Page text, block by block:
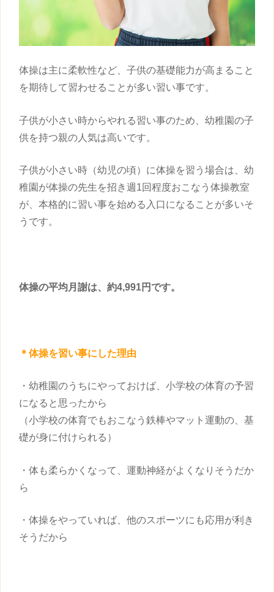
体操は主に柔軟性など、 子供の基礎能力が高まること
を期待して習わせることが多い習い事です。
子供が小さい時からやれる習い事のため、幼稚園の子
供を持つ親の人気は高いです。
子供が小さい時（幼児の頃）に体操を習う場合は、幼
稚園が体操の先生を招き週1回程度おこなう体操教室
が、本格的に習い事を始める入口になることが多いそ
うです。
体操の平均月謝は、約4,991円です。
＊体操を習い事にした理由
・幼稚園のうちにやっておけば、小学校の体育の予習
になると思ったから
（小学校の体育でもおこなう鉄棒やマット運動の、基
礎が身に付けられる）
・体も柔らかくなって、運動神経がよくなりそうだか
ら
・体操をやっていれば、他のスポーツにも応用が利き
そうだから